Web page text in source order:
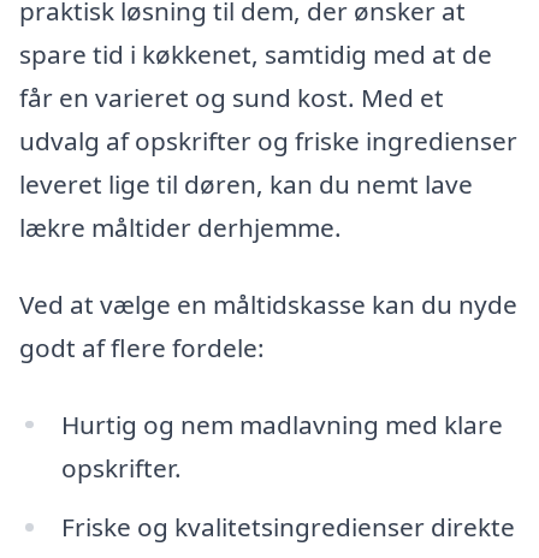
praktisk løsning til dem, der ønsker at
spare tid i køkkenet, samtidig med at de
får en varieret og sund kost. Med et
udvalg af opskrifter og friske ingredienser
leveret lige til døren, kan du nemt lave
lækre måltider derhjemme.
Ved at vælge en måltidskasse kan du nyde
godt af flere fordele:
Hurtig og nem madlavning med klare
opskrifter.
Friske og kvalitetsingredienser direkte